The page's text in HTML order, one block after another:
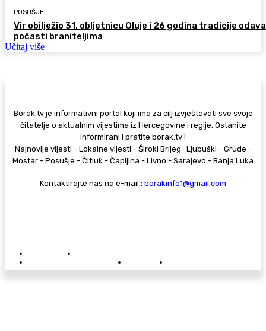
POSUŠJE
Vir obilježio 31. obljetnicu Oluje i 26 godina tradicije
počasti braniteljima
Učitaj više
Borak.tv je informativni portal koji ima za cilj izvještavati sve svoje
čitatelje o aktualnim vijestima iz Hercegovine i regije. Ostanite
informirani i pratite borak.tv !
Najnovije vijesti - Lokalne vijesti - Široki Brijeg- Ljubuški - Grude -
Mostar - Posušje - Čitluk - Čapljina - Livno - Sarajevo - Banja Luka
Kontaktirajte nas na e-mail:: borakinfo1@gmail.com